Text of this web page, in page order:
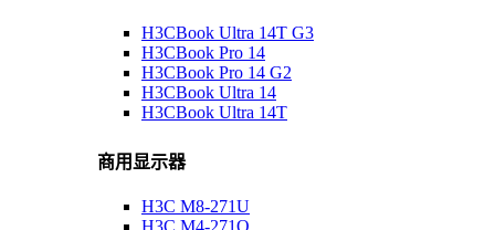
H3CBook Ultra 14T G3
H3CBook Pro 14
H3CBook Pro 14 G2
H3CBook Ultra 14
H3CBook Ultra 14T
商用显示器
H3C M8-271U
H3C M4-271Q